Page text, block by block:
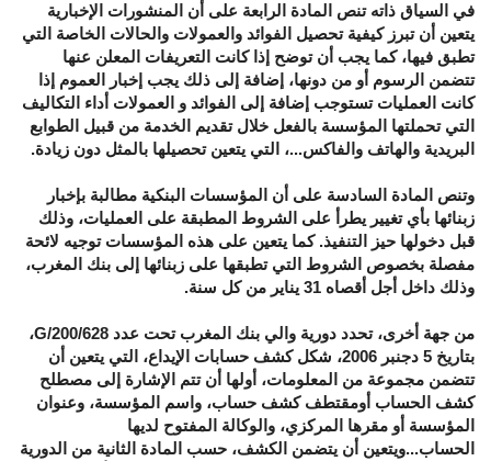
في السياق ذاته تنص المادة الرابعة على أن المنشورات الإخبارية
يتعين أن تبرز كيفية تحصيل الفوائد والعمولات والحالات الخاصة التي
تطبق فيها، كما يجب أن توضح إذا كانت التعريفات المعلن عنها
تتضمن الرسوم أو من دونها، إضافة إلى ذلك يجب إخبار العموم إذا
كانت العمليات تستوجب إضافة إلى الفوائد و العمولات أداء التكاليف
التي تحملتها المؤسسة بالفعل خلال تقديم الخدمة من قبيل الطوابع
البريدية والهاتف والفاكس...، التي يتعين تحصيلها بالمثل دون زيادة.
وتنص المادة السادسة على أن المؤسسات البنكية مطالبة بإخبار
زبنائها بأي تغيير يطرأ على الشروط المطبقة على العمليات، وذلك
قبل دخولها حيز التنفيذ. كما يتعين على هذه المؤسسات توجيه لائحة
مفصلة بخصوص الشروط التي تطبقها على زبنائها إلى بنك المغرب،
وذلك داخل أجل أقصاه 31 يناير من كل سنة.
من جهة أخرى، تحدد دورية والي بنك المغرب تحت عدد 628/G/200،
بتاريخ 5 دجنبر 2006، شكل كشف حسابات الإيداع، التي يتعين أن
تتضمن مجموعة من المعلومات، أولها أن تتم الإشارة إلى مصطلح
كشف الحساب أومقتطف كشف حساب، واسم المؤسسة، وعنوان
المؤسسة أو مقرها المركزي، والوكالة المفتوح لديها
الحساب...ويتعين أن يتضمن الكشف، حسب المادة الثانية من الدورية